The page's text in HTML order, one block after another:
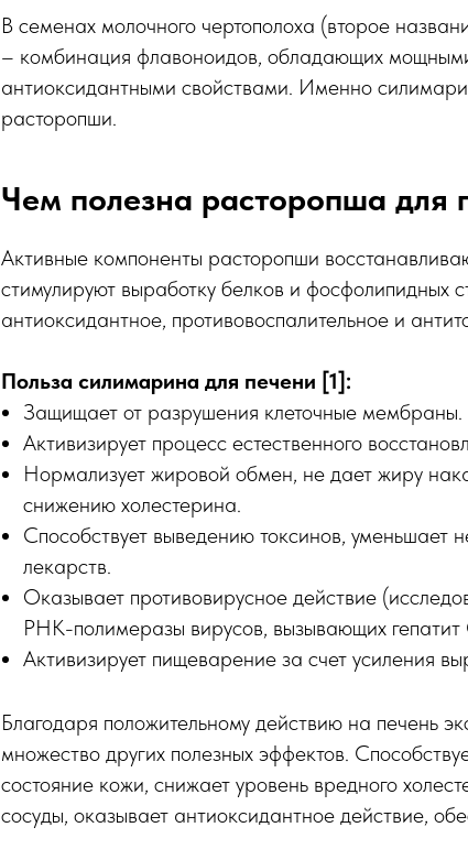
В семенах молочного чертополоха (второе
– комбинация флавоноидов, обладающих
антиоксидантными свойствами. Именно
расторопши.
Чем полезна расторопша для
Активные компоненты расторопши
стимулируют выработку белков и фосфолипидных
антиоксидантное, противовоспалительное и
Польза силимарина для печени [1]:
Защищает от разрушения клеточные мембраны.
Активизирует процесс естественного
Нормализует жировой обмен, не дает жиру
снижению холестерина.
Способствует выведению токсинов, уменьшает
лекарств.
Оказывает противовирусное действие
РНК-полимеразы вирусов, вызывающих
Активизирует пищеварение за счет усиления
Благодаря положительному действию на печень
множество других полезных эффектов.
состояние кожи, снижает уровень вредного
сосуды, оказывает антиоксидантное действие,